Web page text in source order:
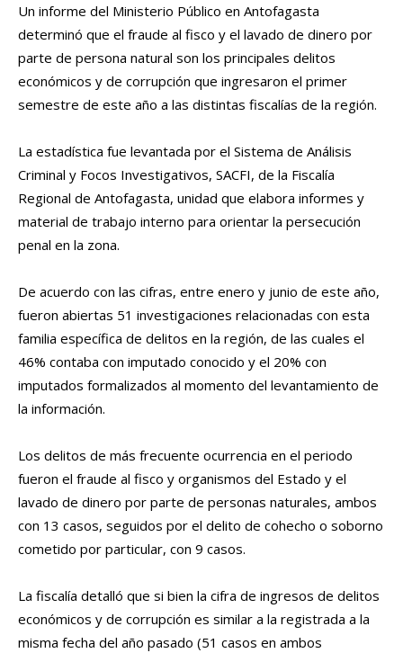
Un informe del Ministerio Público en Antofagasta
determinó que el fraude al fisco y el lavado de dinero por
parte de persona natural son los principales delitos
económicos y de corrupción que ingresaron el primer
semestre de este año a las distintas fiscalías de la región.
La estadística fue levantada por el Sistema de Análisis
Criminal y Focos Investigativos, SACFI, de la Fiscalía
Regional de Antofagasta, unidad que elabora informes y
material de trabajo interno para orientar la persecución
penal en la zona.
De acuerdo con las cifras, entre enero y junio de este año,
fueron abiertas 51 investigaciones relacionadas con esta
familia específica de delitos en la región, de las cuales el
46% contaba con imputado conocido y el 20% con
imputados formalizados al momento del levantamiento de
la información.
Los delitos de más frecuente ocurrencia en el periodo
fueron el fraude al fisco y organismos del Estado y el
lavado de dinero por parte de personas naturales, ambos
con 13 casos, seguidos por el delito de cohecho o soborno
cometido por particular, con 9 casos.
La fiscalía detalló que si bien la cifra de ingresos de delitos
económicos y de corrupción es similar a la registrada a la
misma fecha del año pasado (51 casos en ambos